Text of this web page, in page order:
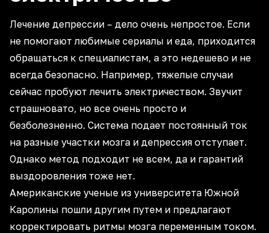
Лечение депрессии – дело очень непростое. Если
не помогают любимые сериалы и еда, приходится
обращаться к специалистам, а это недешево и не
всегда безопасно. Например, тяжелые случаи
сейчас пробуют лечить электричеством. Звучит
страшновато, но все очень просто и
безболезненно. Система подает постоянный ток
на разные участки мозга и депрессия отступает.
Однако метод подходит не всем, да и гарантий
выздоровления тоже нет.
Американские ученые из университета Южной
Каролины пошли другим путем и предлагают
корректировать ритмы мозга переменным током.